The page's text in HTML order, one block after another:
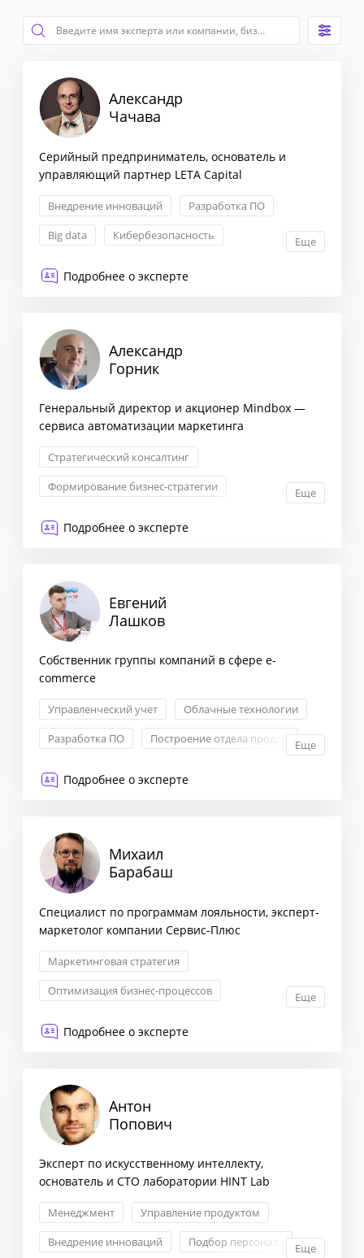
Александр
Чачава
Серийный предприниматель, основатель и
управляющий партнер LETA Capital
Внедрение инноваций
Разработка ПО
Big data
Кибербезопасность Еще
Подробнее о эксперте
Александр
Горник
Генеральный директор и акционер Mindbox —
сервиса автоматизации маркетинга
Стратегический консалтинг
Формирование бизнес-стратегии
Еще
Подробнее о эксперте
Евгений
Лашков
Собственник группы компаний в сфере e-
commerce
Управленческий учет
Облачные технологии
Разработка ПО
Построение отдела продаж Еще
Подробнее о эксперте
Михаил
Барабаш
Специалист по программам лояльности, эксперт-
маркетолог компании Сервис-Плюс
Маркетинговая стратегия
Оптимизация бизнес-процессов
Еще
Подробнее о эксперте
Антон
Попович
Эксперт по искусственному интеллекту,
основатель и CTO лаборатории HINT Lab
Менеджмент
Управление продуктом
Внедрение инноваций
Подбор персонала Еще